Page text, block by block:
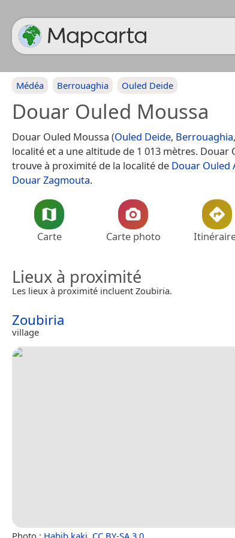
Médéa Berrouaghia Ouled Deide
Douar Ouled Moussa
Douar Ouled Moussa (Ouled Deide, Berrouaghia,
localité et a une altitude de 1 013 mètres. Douar
trouve à proximité de la localité de Douar Ouled
Douar Zagmouta.
Carte Carte photo
Lieux à proximité
Les lieux à proximité incluent Zoubiria.
Zoubiria
village
Photo : Habib kaki CC BY-SA 3.0